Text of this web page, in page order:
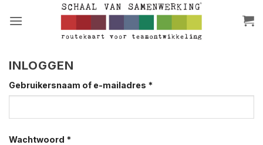
naar
INLOGGEN
Gebruikersnaam of e-mailadres *
Wachtwoord *